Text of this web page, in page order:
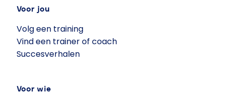
Voor jou
Volg een training
Vind een trainer of coach
Succesverhalen
Voor wie